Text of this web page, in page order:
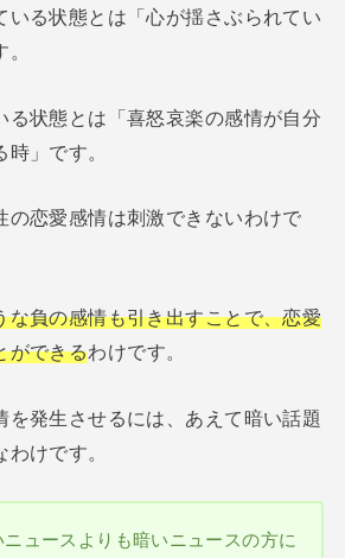
いる状態とは「心が揺さぶられてい
る状態とは「喜怒哀楽の感情が自分
」です。
の恋愛感情は刺激できないわけで
な負の感情も引き出すことで、恋愛
ができるわけです。
を発生させるには、あえて暗い話題
けです。
ニュースよりも暗いニュースの方に